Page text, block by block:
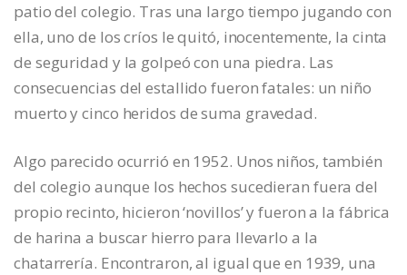
patio del colegio. Tras una largo tiempo jugando con
ella, uno de los críos le quitó, inocentemente, la cinta
de seguridad y la golpeó con una piedra. Las
consecuencias del estallido fueron fatales: un niño
muerto y cinco heridos de suma gravedad.
Algo parecido ocurrió en 1952. Unos niños, también
del colegio aunque los hechos sucedieran fuera del
propio recinto, hicieron ‘novillos’ y fueron a la fábrica
de harina a buscar hierro para llevarlo a la
chatarrería. Encontraron, al igual que en 1939, una